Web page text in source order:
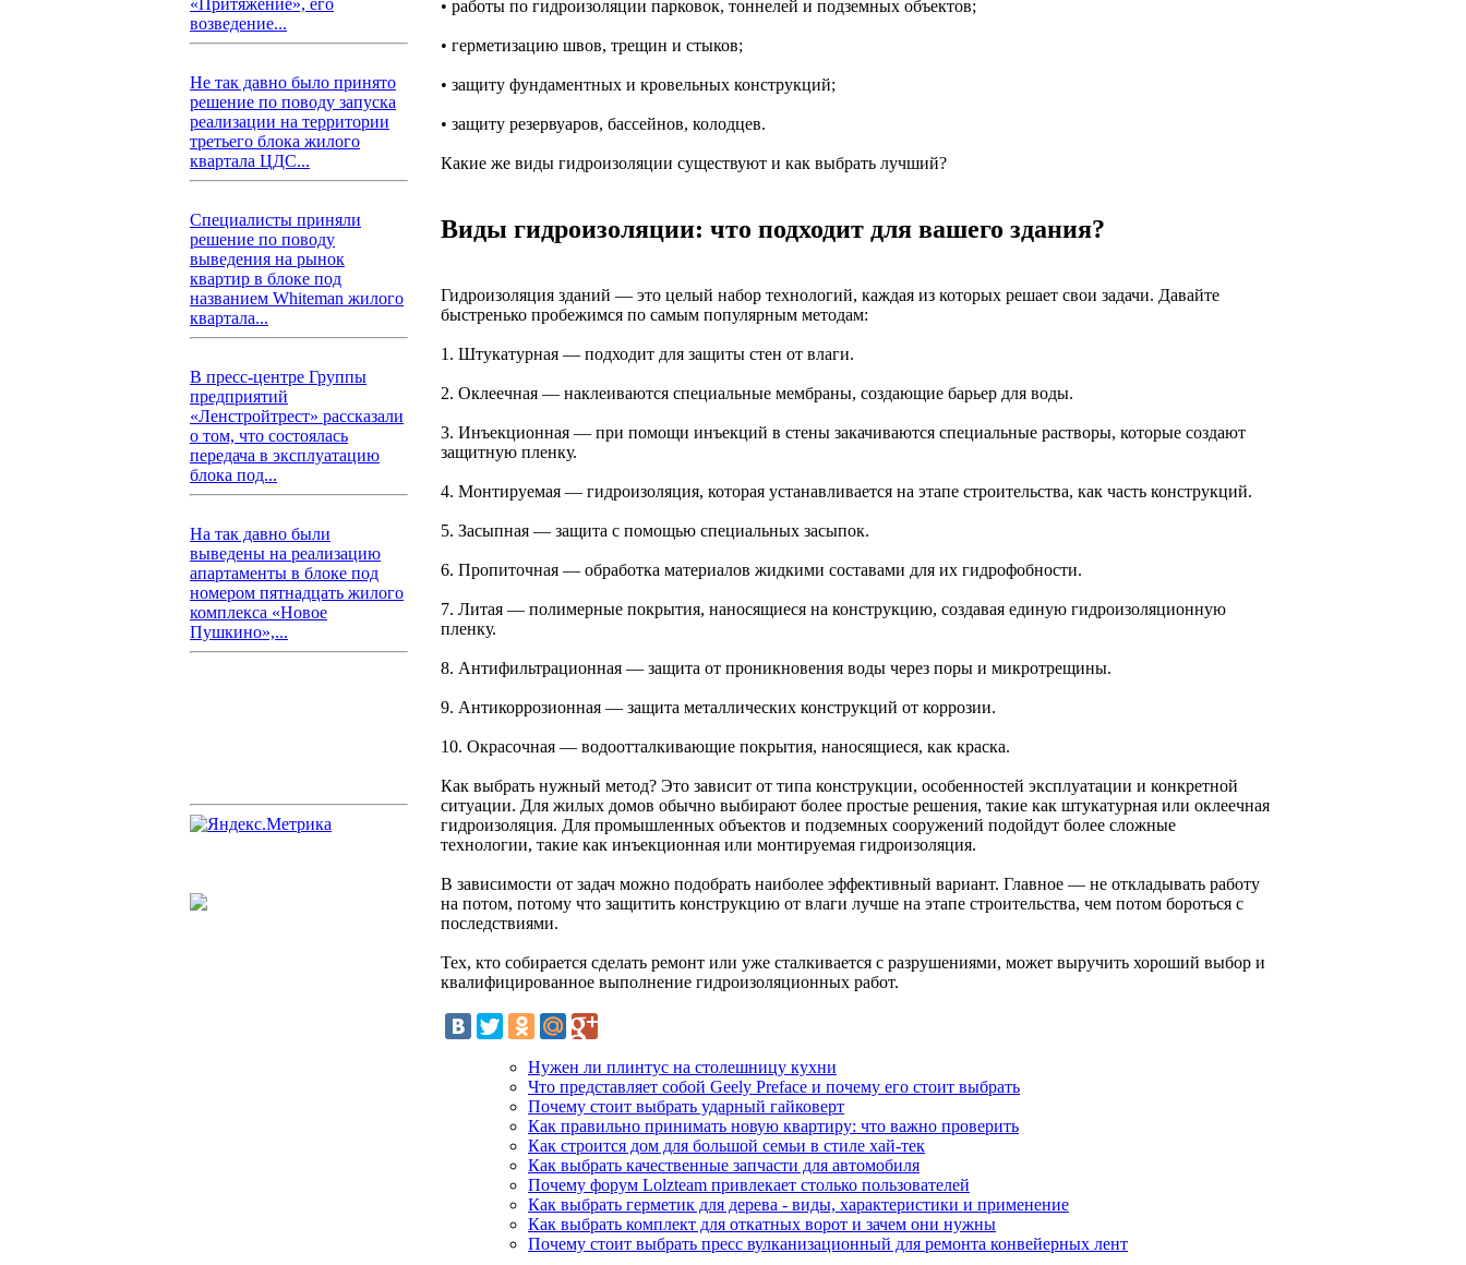
«Притяжение», его
возведение...
Не так давно было принято
решение по поводу запуска
реализации на территории
третьего блока жилого
квартала ЦДС...
Специалисты приняли
решение по поводу
выведения на рынок
квартир в блоке под
названием Whiteman жилого
квартала...
В пресс-центре Группы
предприятий
«Ленстройтрест» рассказали
о том, что состоялась
передача в эксплуатацию
блока под...
На так давно были
выведены на реализацию
апартаменты в блоке под
номером пятнадцать жилого
комплекса «Новое
Пушкино»,...
• работы по гидроизоляции парковок, тоннелей и подземных объектов;
• герметизацию швов, трещин и стыков;
• защиту фундаментных и кровельных конструкций;
• защиту резервуаров, бассейнов, колодцев.
Какие же виды гидроизоляции существуют и как выбрать лучший?
Виды гидроизоляции: что подходит для вашего здания?
Гидроизоляция зданий — это целый набор технологий, каждая из которых решает свои задачи. Давайте
быстренько пробежимся по самым популярным методам:
1. Штукатурная — подходит для защиты стен от влаги.
2. Оклеечная — наклеиваются специальные мембраны, создающие барьер для воды.
3. Инъекционная — при помощи инъекций в стены закачиваются специальные растворы, которые создают
защитную пленку.
4. Монтируемая — гидроизоляция, которая устанавливается на этапе строительства, как часть конструкций.
5. Засыпная — защита с помощью специальных засыпок.
6. Пропиточная — обработка материалов жидкими составами для их гидрофобности.
7. Литая — полимерные покрытия, наносящиеся на конструкцию, создавая единую гидроизоляционную
пленку.
8. Антифильтрационная — защита от проникновения воды через поры и микротрещины.
9. Антикоррозионная — защита металлических конструкций от коррозии.
10. Окрасочная — водоотталкивающие покрытия, наносящиеся, как краска.
Как выбрать нужный метод? Это зависит от типа конструкции, особенностей эксплуатации и конкретной
ситуации. Для жилых домов обычно выбирают более простые решения, такие как штукатурная или оклеечная
гидроизоляция. Для промышленных объектов и подземных сооружений подойдут более сложные
технологии, такие как инъекционная или монтируемая гидроизоляция.
В зависимости от задач можно подобрать наиболее эффективный вариант. Главное — не откладывать работу
на потом, потому что защитить конструкцию от влаги лучше на этапе строительства, чем потом бороться с
последствиями.
Тех, кто собирается сделать ремонт или уже сталкивается с разрушениями, может выручить хороший выбор и
квалифицированное выполнение гидроизоляционных работ.
Нужен ли плинтус на столешницу кухни
Что представляет собой Geely Preface и почему его стоит выбрать
Почему стоит выбрать ударный гайковерт
Как правильно принимать новую квартиру: что важно проверить
Как строится дом для большой семьи в стиле хай-тек
Как выбрать качественные запчасти для автомобиля
Почему форум Lolzteam привлекает столько пользователей
Как выбрать герметик для дерева - виды, характеристики и применение
Как выбрать комплект для откатных ворот и зачем они нужны
Почему стоит выбрать пресс вулканизационный для ремонта конвейерных лент